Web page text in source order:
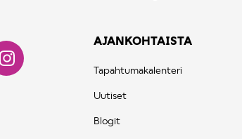
AJANKOHTAISTA
Tapahtumakalenteri
Uutiset
Blogit